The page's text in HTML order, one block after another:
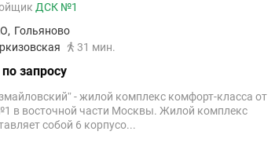
ДСК №1
, Гольяново
31 мин.
запросу
- жилой комплекс комфорт-класса от
в восточной части Москвы. Жилой комплекс
собой 6 корпусо...